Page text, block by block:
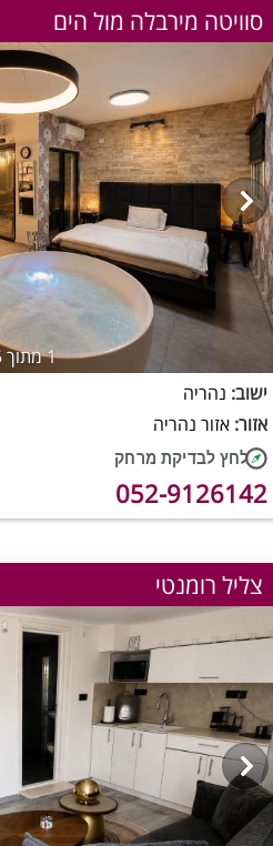
סוויטה מירבלה מול הים
1מתוך 5
ישוב: נהריה
אזור: אזור נהריה
052-9126142
צליל רומנטי